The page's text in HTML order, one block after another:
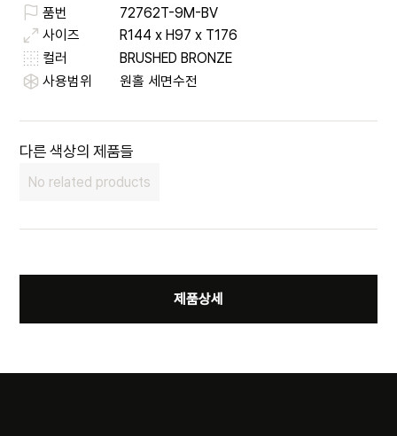
품번
72762T-9M-BV
사이즈
R144 x H97 x T176
컬러
BRUSHED BRONZE
사용범위
원홀 세면수전
다른 색상의 제품들
No related products
제품상세